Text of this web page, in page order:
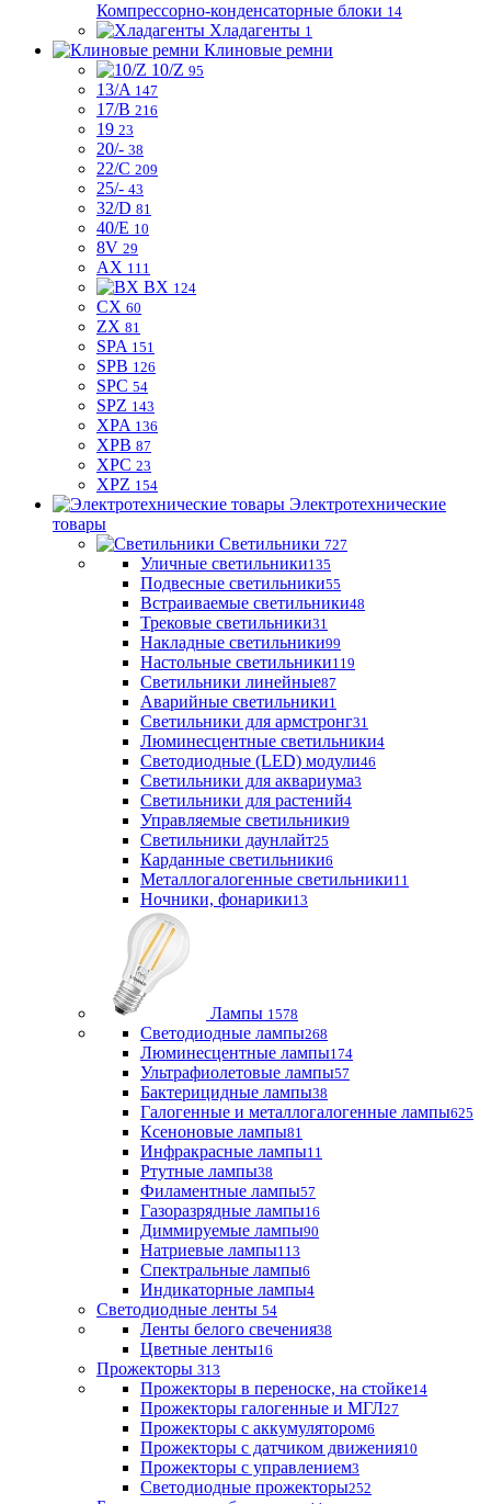
Компрессорно-конденсаторные блоки 14
Хладагенты 1
Клиновые ремни
10/Z 95
13/A 147
17/B 216
19 23
20/- 38
22/C 209
25/- 43
32/D 81
40/E 10
8V 29
AX 111
BX 124
CX 60
ZX 81
SPA 151
SPB 126
SPC 54
SPZ 143
XPA 136
XPB 87
XPC 23
XPZ 154
Электротехнические
товары
Светильники 727
Уличные светильники135
Подвесные светильники55
Встраиваемые светильники48
Трековые светильники31
Накладные светильники99
Настольные светильники119
Светильники линейные87
Аварийные светильники1
Светильники для армстронг31
Люминесцентные светильники4
Светодиодные (LED) модули46
Светильники для аквариума3
Светильники для растений4
Управляемые светильники9
Светильники даунлайт25
Карданные светильники6
Металлогалогенные светильники11
Ночники, фонарики13
Лампы 1578
Светодиодные лампы268
Люминесцентные лампы174
Ультрафиолетовые лампы57
Бактерицидные лампы38
Галогенные и металлогалогенные лампы625
Ксеноновые лампы81
Инфракрасные лампы11
Ртутные лампы38
Филаментные лампы57
Газоразрядные лампы16
Диммируемые лампы90
Натриевые лампы113
Спектральные лампы6
Индикаторные лампы4
Светодиодные ленты 54
Ленты белого свечения38
Цветные ленты16
Прожекторы 313
Прожекторы в переноске, на стойке14
Прожекторы галогенные и МГЛ27
Прожекторы с аккумулятором6
Прожекторы с датчиком движения10
Прожекторы с управлением3
Светодиодные прожекторы252